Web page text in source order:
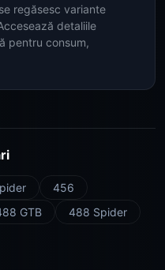
regăsesc variante
detaliile
pentru consum,
456
GTB 488 Spider